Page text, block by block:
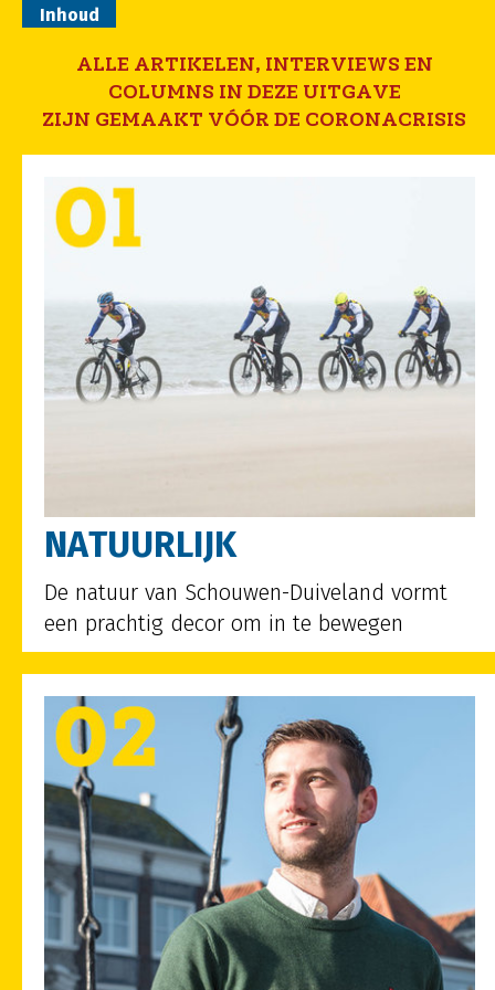
Inhoud
ALLE ARTIKELEN, INTERVIEWS EN
COLUMNS IN DEZE UITGAVE
ZIJN GEMAAKT VÓÓR DE CORONACRISIS
NATUURLIJK
De natuur van Schouwen-Duiveland vormt
een prachtig decor om in te bewegen